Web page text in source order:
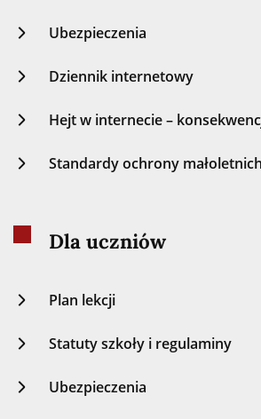
Ubezpieczenia
Dziennik internetowy
Hejt w internecie –
Standardy ochrony małoletnich
Dla uczniów
Plan lekcji
Statuty szkoły i regulaminy
Ubezpieczenia